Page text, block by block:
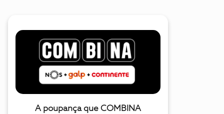
A poupança que COMBINA